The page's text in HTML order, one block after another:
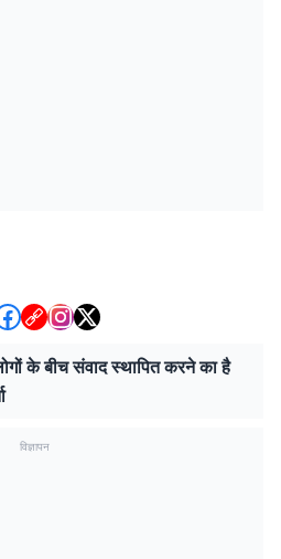
के बीच संवाद स्थापित करने का है
विज्ञापन